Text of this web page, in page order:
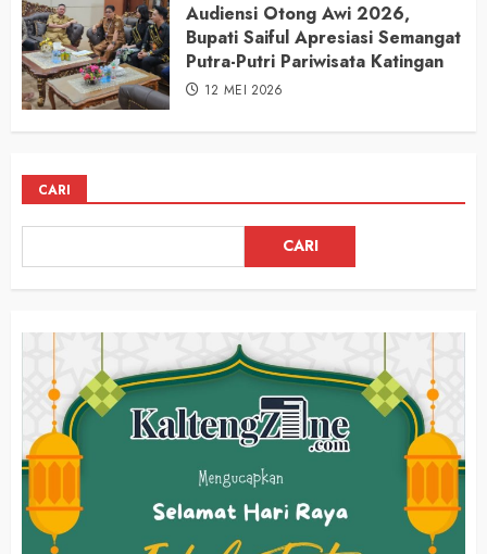
Audiensi Otong Awi 2026,
Bupati Saiful Apresiasi Semangat
Putra-Putri Pariwisata Katingan
12 MEI 2026
CARI
CARI